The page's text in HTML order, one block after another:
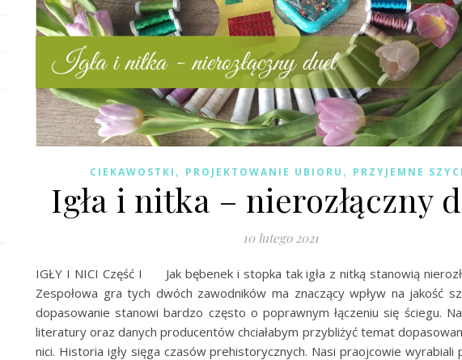
CIEKAWOSTKI , PROJEKTOWANIE UBIORU , PRZYJEMNE
Igła i nitka – nierozłączny
10 lutego 2021
IGŁY I NICI Część I Jak bębenek i stopka tak igła z nitką stanowią
Zespołowa gra tych dwóch zawodników ma znaczący wpływ na jakość
dopasowanie stanowi bardzo często o poprawnym łączeniu się ściegu.
literatury oraz danych producentów chciałabym przybliżyć temat
nici. Historia igły sięga czasów prehistorycznych. Nasi praojcowie wyrabiali